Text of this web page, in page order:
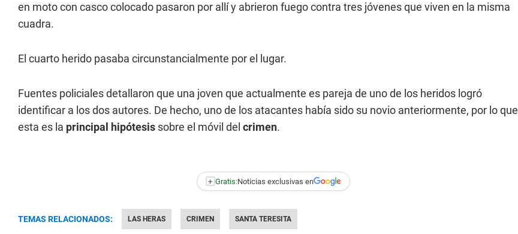
en moto con casco colocado pasaron por allí y abrieron fuego contra tres jóvenes que viven en la misma
cuadra.
El cuarto herido pasaba circunstancialmente por el lugar.
Fuentes policiales detallaron que una joven que actualmente es pareja de uno de los heridos logró
identificar a los dos autores. De hecho, uno de los atacantes había sido su novio anteriormente, por lo que
esta es la principal hipótesis sobre el móvil del crimen.
+ Gratis:Noticias exclusivas en
TEMAS RELACIONADOS: LAS HERAS CRIMEN SANTA TERESITA